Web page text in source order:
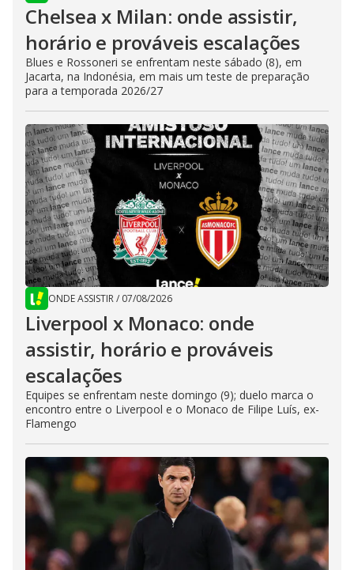
Chelsea x Milan: onde assistir,
horário e prováveis escalações
Blues e Rossoneri se enfrentam neste sábado (8), em
Jacarta, na Indonésia, em mais um teste de preparação
para a temporada 2026/27
ONDE ASSISTIR/ 07/08/2026
Liverpool x Monaco: onde
assistir, horário e prováveis
escalações
Equipes se enfrentam neste domingo (9); duelo marca o
encontro entre o Liverpool e o Monaco de Filipe Luís, ex-
Flamengo